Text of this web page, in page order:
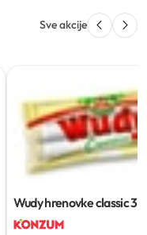
Sve akcije
Wudy hrenovke classic